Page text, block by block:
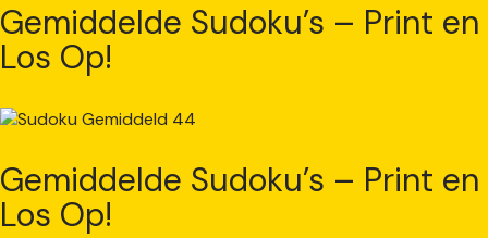
Gemiddelde Sudoku’s – Print en
Los Op!
Gemiddelde Sudoku’s – Print en
Los Op!